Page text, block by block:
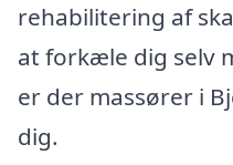
rehabilitering af
at forkæle dig selv
er der massører i
dig.